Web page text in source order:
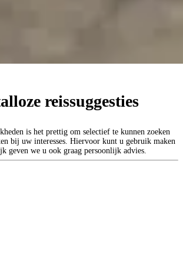
reissuggesties
is het prettig om selectief te kunnen zoeken
bij uw interesses. Hiervoor kunt u gebruik maken
geven we u ook graag persoonlijk advies.